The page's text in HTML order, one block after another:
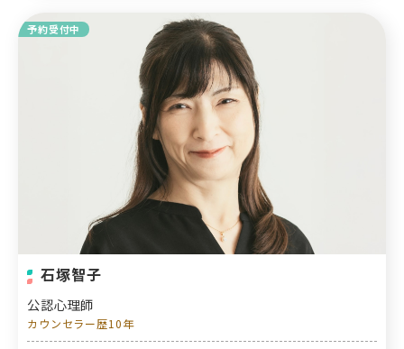
予約受付中
石塚智子
公認心理師
カウンセラー歴10年